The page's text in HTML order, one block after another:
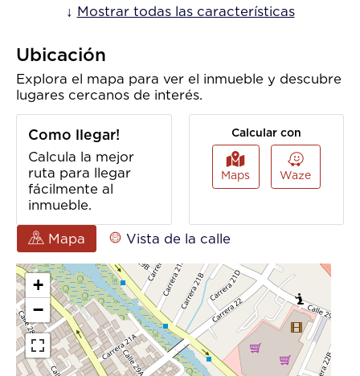
Gas Domiciliario
Centros Comerciales
Baño Auxiliar
Colegios /
Universidades
Cancha De Futbol
Acceso
Pavimentado
Trans. Público
Cercano
Sobre Vía Principal
↓ Mostrar todas las características
Ubicación
Explora el mapa para ver el inmueble y descubre
lugares cercanos de interés.
Como llegar!
Calcula la mejor
ruta para llegar
fácilmente al
inmueble.
Calcular con
Maps Waze
Mapa Vista de la calle